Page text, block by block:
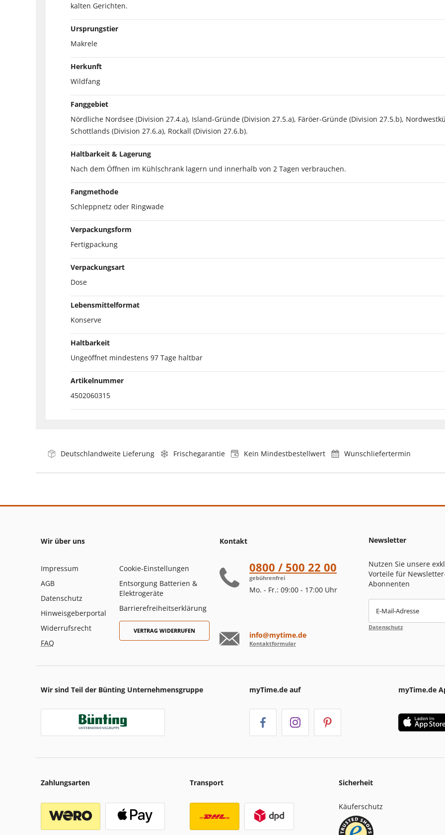
kalten Gerichten.
Ursprungstier
Makrele
Herkunft
Wildfang
Fanggebiet
Nördliche Nordsee (Division 27.4.a), Island-Gründe (Division 27.5.a), Färöer-Gründe (Division 27.5.b),
Schottlands (Division 27.6.a), Rockall (Division 27.6.b).
Haltbarkeit & Lagerung
Nach dem Öffnen im Kühlschrank lagern und innerhalb von 2 Tagen verbrauchen.
Fangmethode
Schleppnetz oder Ringwade
Verpackungsform
Fertigpackung
Verpackungsart
Dose
Lebensmittelformat
Konserve
Haltbarkeit
Ungeöffnet mindestens 97 Tage haltbar
Artikelnummer
4502060315
Deutschlandweite Lieferung Frischegarantie Kein Mindestbestellwert Wunschliefertermin
Wir über uns
Impressum
AGB
Datenschutz
Hinweisgeberportal
Widerrufsrecht
FAQ
Cookie-Einstellungen
Entsorgung Batterien &
Elektrogeräte
Barrierefreiheitserklärung
VERTRAG WIDERRUFEN
Kontakt
0800 / 500 22 00
gebührenfrei
Mo. - Fr.: 09:00 - 17:00 Uhr
info@mytime.de
Kontaktformular
Newsletter
Nutzen Sie unsere
Vorteile für
Abonnenten
E-Mail-Adresse
Datenschutz
Wir sind Teil der Bünting Unternehmensgruppe myTime.de auf myTime.de
Zahlungsarten Transport Sicherheit
Käuferschutz